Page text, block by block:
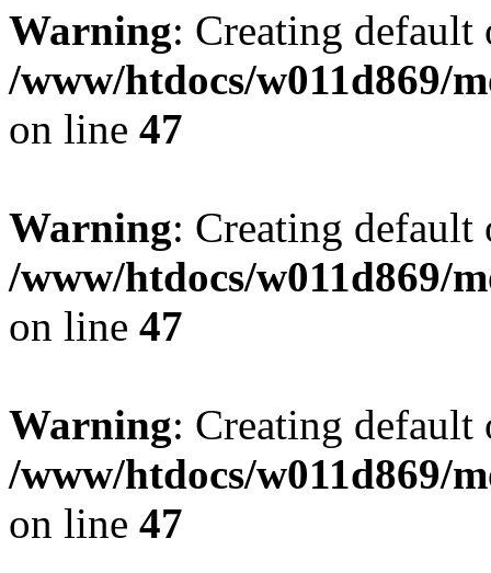
Warning: Creating
/www/htdocs/w011d869/
on line 47
Warning: Creating
/www/htdocs/w011d869/
on line 47
Warning: Creating
/www/htdocs/w011d869/
on line 47